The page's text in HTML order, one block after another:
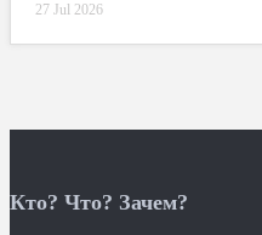
27 Jul 2026
Кто? Что? Зачем?